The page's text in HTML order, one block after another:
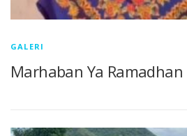
GALERI
Marhaban Ya Ramadhan